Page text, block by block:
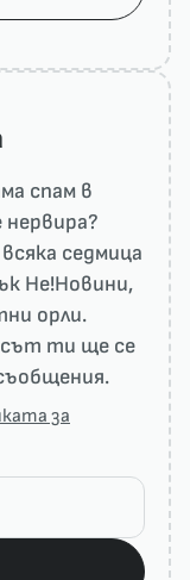
спам в
седмица
He!Новини,
орли.
ти ще се
за